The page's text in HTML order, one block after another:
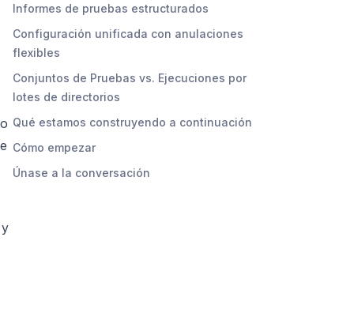
Informes de pruebas estructurados
Configuración unificada con anulaciones
flexibles
Conjuntos de Pruebas vs. Ejecuciones por
lotes de directorios
Qué estamos construyendo a continuación
Cómo empezar
Únase a la conversación